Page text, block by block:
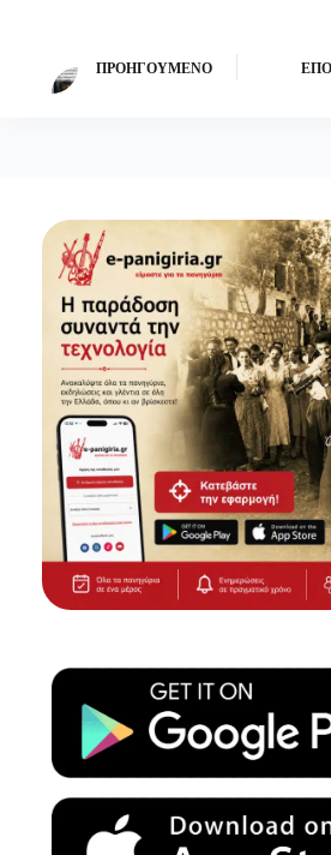
ΠΡΟΗΓΟΎΜΕΝΟ